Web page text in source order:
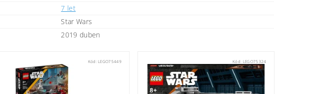
7 let
Star Wars
2019 duben
Kód:LEGO75449 Kód: LEGO75324